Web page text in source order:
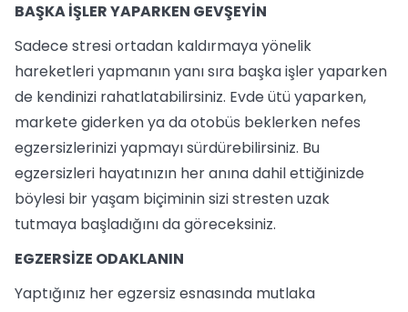
BAŞKA İŞLER YAPARKEN GEVŞEYİN
Sadece stresi ortadan kaldırmaya yönelik
hareketleri yapmanın yanı sıra başka işler yaparken
de kendinizi rahatlatabilirsiniz. Evde ütü yaparken,
markete giderken ya da otobüs beklerken nefes
egzersizlerinizi yapmayı sürdürebilirsiniz. Bu
egzersizleri hayatınızın her anına dahil ettiğinizde
böylesi bir yaşam biçiminin sizi stresten uzak
tutmaya başladığını da göreceksiniz.
EGZERSİZE ODAKLANIN
Yaptığınız her egzersiz esnasında mutlaka